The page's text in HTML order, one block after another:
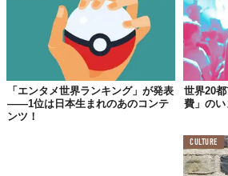
ローラースケートだっ
「エンタメ世界ランキング」が発表
——1位は日本生まれのあのコンテ
ンツ！
世界20
費」のい
CULTURE